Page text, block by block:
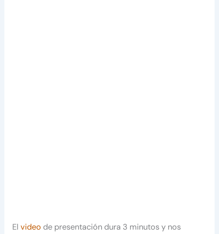
Elvideo de presentación dura 3 minutos y nos